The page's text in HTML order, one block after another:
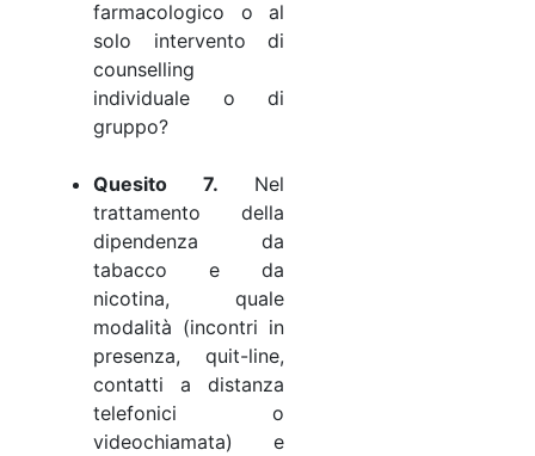
farmacologico o al
solo intervento di
counselling
individuale o di
gruppo?
Quesito 7. Nel
trattamento della
dipendenza da
tabacco e da
nicotina, quale
modalità (incontri in
presenza, quit-line,
contatti a distanza
telefonici o
videochiamata) e